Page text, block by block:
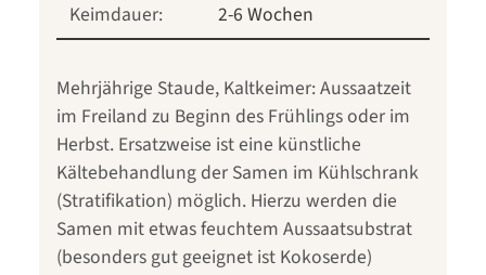
Keimdauer: 2-6 Wochen
Mehrjährige Staude, Kaltkeimer: Aussaatzeit
im Freiland zu Beginn des Frühlings oder im
Herbst. Ersatzweise ist eine künstliche
Kältebehandlung der Samen im Kühlschrank
(Stratifikation) möglich. Hierzu werden die
Samen mit etwas feuchtem Aussaatsubstrat
(besonders gut geeignet ist Kokoserde)